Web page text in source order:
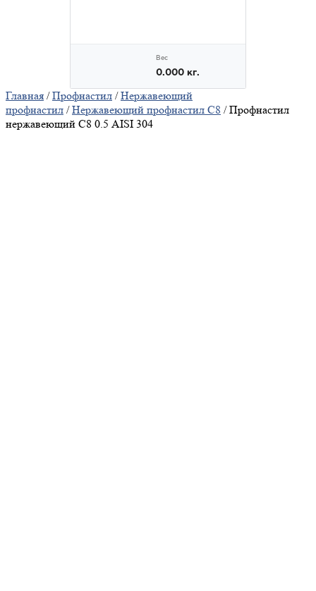
Главная /Профнастил /Нержавеющий
профнастил /Нержавеющий профнастил С8 / Профнастил
нержавеющий С8 0.5 AISI 304